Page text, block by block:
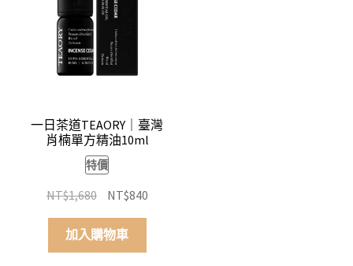
一日茶道TEAORY｜臺灣
肖楠單方精油10ml
特價
NT$1,680 原
價
格：
NT$840目
加入購物車